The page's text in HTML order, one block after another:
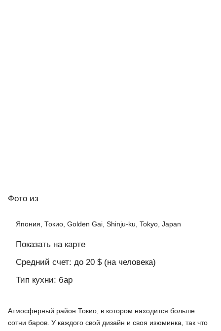
Фото из
Япония, Токио, Golden Gai, Shinju-ku, Tokyo, Japan
Показать на карте
Средний счет: до 20 $ (на человека)
Тип кухни: бар
Атмосферный район Токио, в котором находится больше
сотни баров. У каждого свой дизайн и своя изюминка, так что